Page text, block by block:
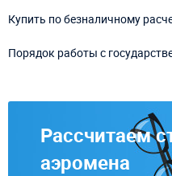
Купить по безналичному
Порядок работы с
Рассчитаем
аэромена